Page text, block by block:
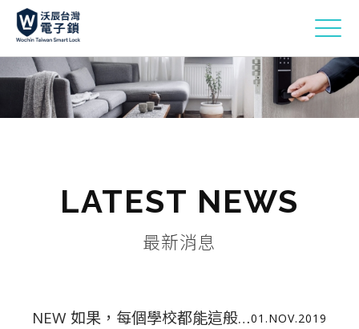
LATEST NEWS
最新消息
01.NOV.2019
NEW 如果，每個學校都能這般…